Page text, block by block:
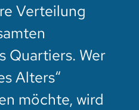
Verteilung
Quartiers. Wer
Alters“
möchte, wird